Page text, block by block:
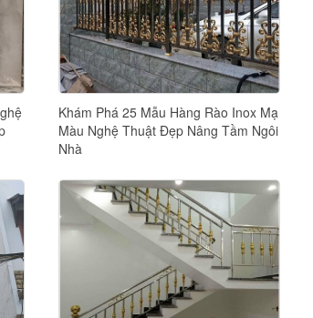
Khám Phá 25 Mẫu Hàng Rào Inox Mạ
Màu Nghệ Thuật Đẹp Nâng Tầm Ngôi
Nhà